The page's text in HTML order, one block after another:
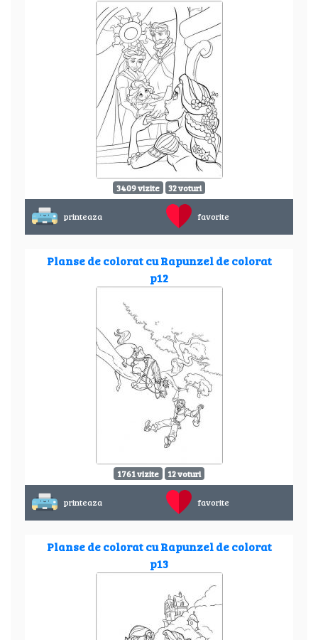
3409 vizite 32 voturi
printeaza favorite
Planse de colorat cu Rapunzel de colorat
p12
1761 vizite 12 voturi
printeaza favorite
Planse de colorat cu Rapunzel de colorat
p13